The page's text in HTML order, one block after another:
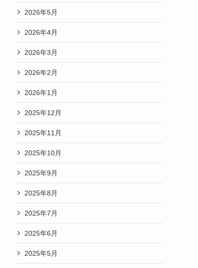
2026年5月
2026年4月
2026年3月
2026年2月
2026年1月
2025年12月
2025年11月
2025年10月
2025年9月
2025年8月
2025年7月
2025年6月
2025年5月